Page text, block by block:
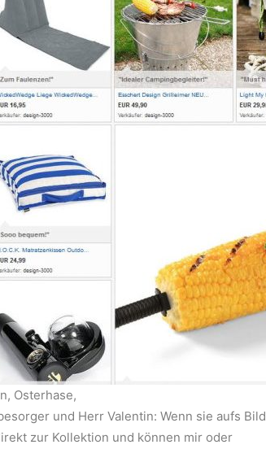
Osterhase,
und Herr Valentin: Wenn sie aufs Bild
zur Kollektion und können mir oder